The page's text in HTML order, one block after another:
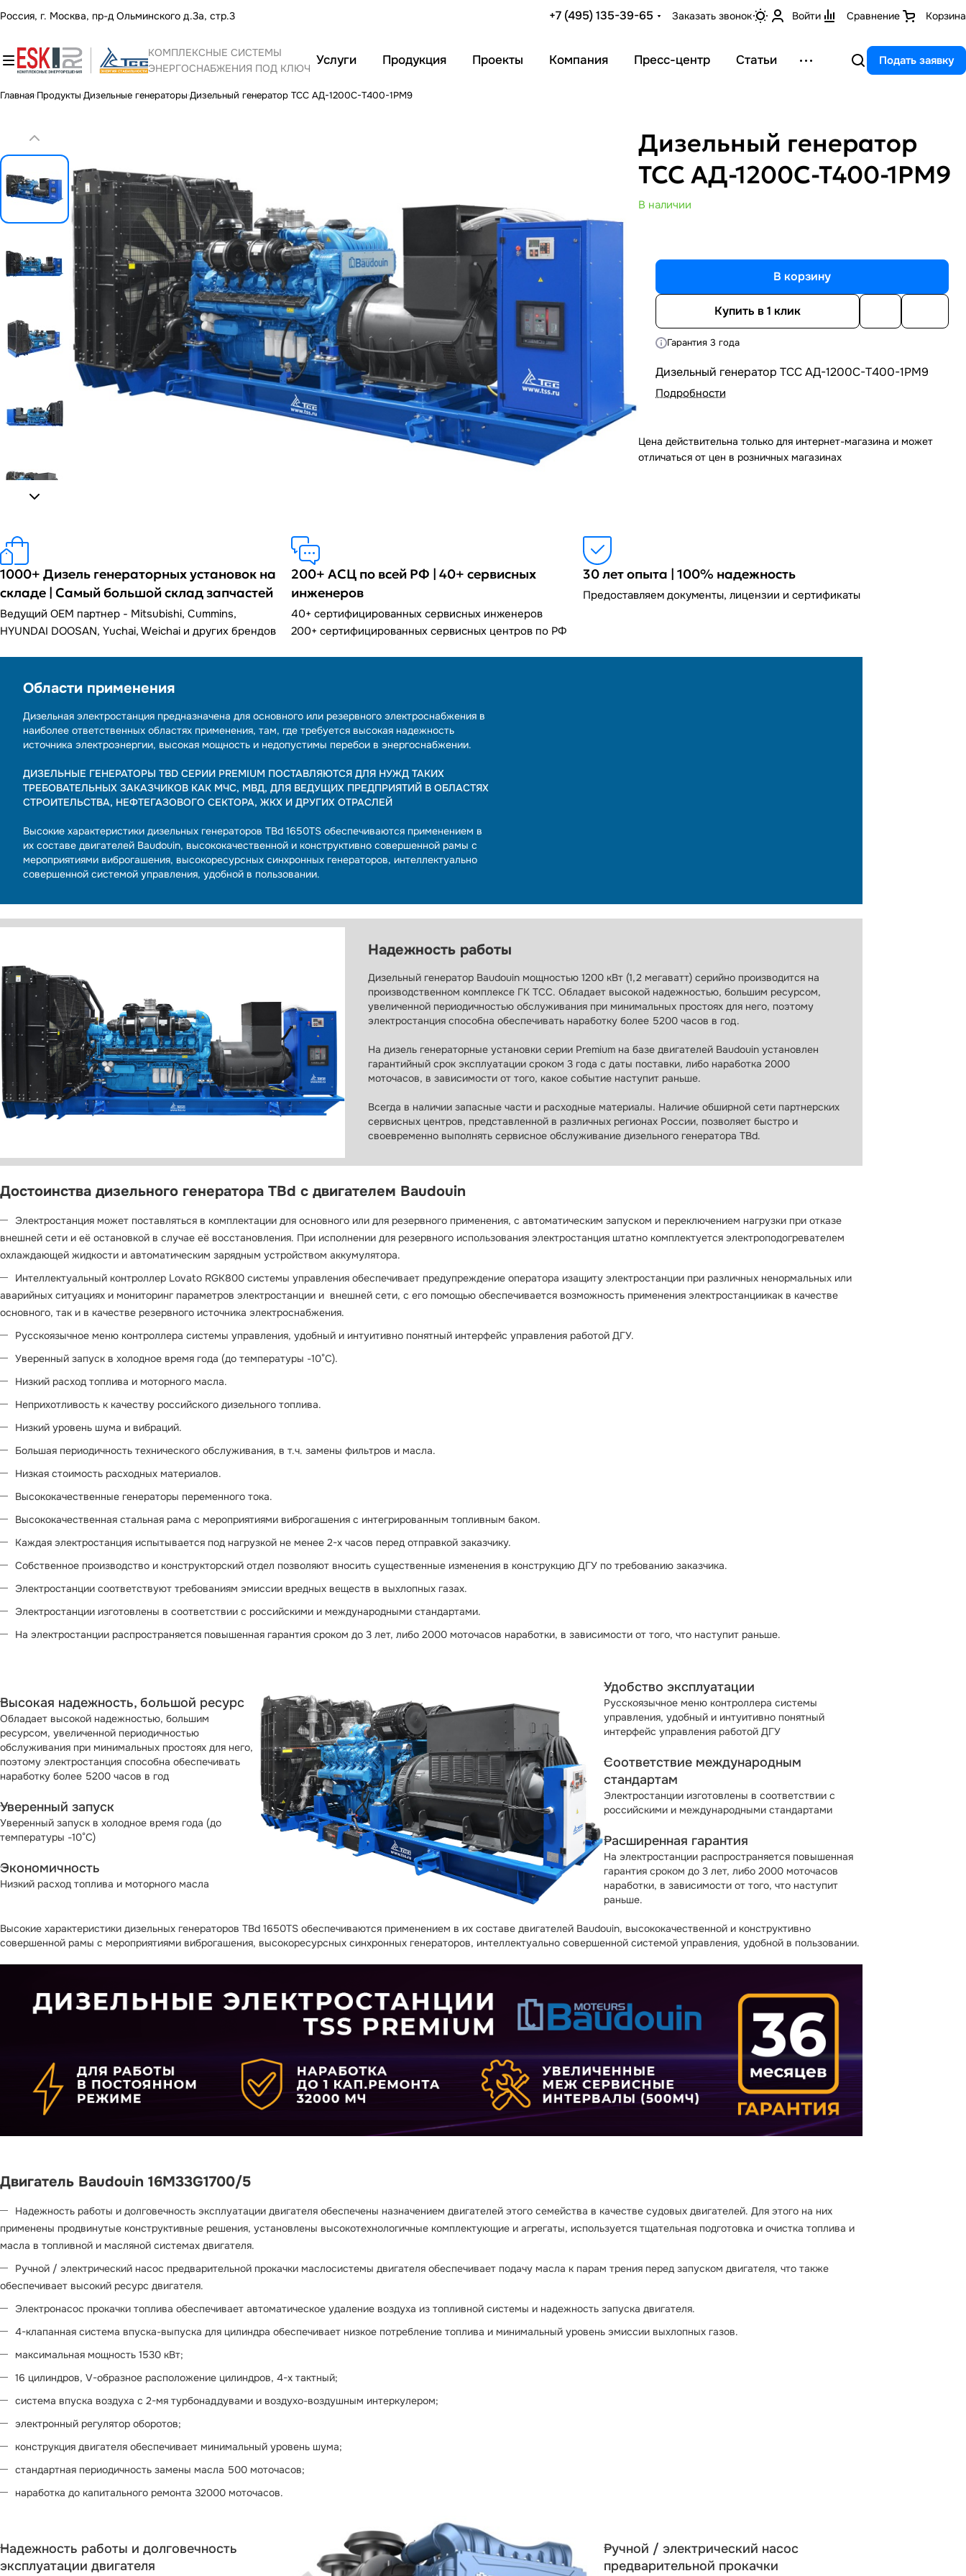
Россия, г. Москва, пр-д Ольминского д.3а, стр.3 +7 (495) 135-39-65 Заказать звонок Войти Сравнение Корзина
КОМПЛЕКСНЫЕ СИСТЕМЫ
ЭНЕРГОСНАБЖЕНИЯ ПОД КЛЮЧ
Услуги Продукция Проекты Компания Пресс-центр Статьи Подать заявку
Главная Продукты Дизельные генераторы Дизельный генератор ТСС АД-1200С-Т400-1РМ9
Дизельный генератор
ТСС АД-1200С-Т400-1РМ9
В наличии
В корзину
Купить в 1 клик
Гарантия 3 года
Дизельный генератор ТСС АД-1200С-Т400-1РМ9
Подробности
Цена действительна только для интернет-магазина и может
отличаться от цен в розничных магазинах
1000+ Дизель генераторных установок на
складе | Самый большой склад запчастей
Ведущий OEM партнер - Mitsubishi, Cummins,
HYUNDAI DOOSAN, Yuchai, Weichai и других брендов
200+ АСЦ по всей РФ | 40+ сервисных
инженеров
40+ сертифицированных сервисных инженеров
200+ сертифицированных сервисных центров по РФ
30 лет опыта | 100% надежность
Предоставляем документы, лицензии и сертификаты
Области применения
Дизельная электростанция предназначена для основного или резервного электроснабжения в
наиболее ответственных областях применения, там, где требуется высокая надежность
источника электроэнергии, высокая мощность и недопустимы перебои в энергоснабжении.
ДИЗЕЛЬНЫЕ ГЕНЕРАТОРЫ TBD СЕРИИ PREMIUM ПОСТАВЛЯЮТСЯ ДЛЯ НУЖД ТАКИХ
ТРЕБОВАТЕЛЬНЫХ ЗАКАЗЧИКОВ КАК МЧС, МВД, ДЛЯ ВЕДУЩИХ ПРЕДПРИЯТИЙ В ОБЛАСТЯХ
СТРОИТЕЛЬСТВА, НЕФТЕГАЗОВОГО СЕКТОРА, ЖКХ И ДРУГИХ ОТРАСЛЕЙ
Высокие характеристики дизельных генераторов TBd 1650TS обеспечиваются применением в
их составе двигателей Baudouin, высококачественной и конструктивно совершенной рамы с
мероприятиями виброгашения, высокоресурсных синхронных генераторов, интеллектуально
совершенной системой управления, удобной в пользовании.
Надежность работы
Дизельный генератор Baudouin мощностью 1200 кВт (1,2 мегаватт) серийно производится на
производственном комплексе ГК ТСС. Обладает высокой надежностью, большим ресурсом,
увеличенной периодичностью обслуживания при минимальных простоях для него, поэтому
электростанция способна обеспечивать наработку болеe 5200 часов в год.
На дизель генераторные установки серии Premium на базе двигателей Baudouin установлен
гарантийный срок эксплуатации сроком 3 года с даты поставки, либо наработка 2000
моточасов, в зависимости от того, какое событие наступит раньше.
Всегда в наличии запасные части и расходные материалы. Наличие обширной сети партнерских
сервисных центров, представленной в различных регионах России, позволяет быстро и
своевременно выполнять сервисное обслуживание дизельного генератора TBd.
Достоинства дизельного генератора TBd с двигателем Baudouin
Электростанция может поставляться в комплектации для основного или для резервного применения, с автоматическим запуском и переключением нагрузки при отказе
внешней сети и её остановкой в случае её восстановления. При исполнении для резервного использования электростанция штатно комплектуется электроподогревателем
охлаждающей жидкости и автоматическим зарядным устройством аккумулятора.
Интеллектуальный контроллер Lovato RGK800 системы управления обеспечивает предупреждение оператора изащиту электростанции при различных ненормальных или
аварийных ситуациях и мониторинг параметров электростанции и внешней сети, с его помощью обеспечивается возможность применения электростанциикак в качестве
основного, так и в качестве резервного источника электроснабжения.
Русскоязычное меню контроллера системы управления, удобный и интуитивно понятный интерфейс управления работой ДГУ.
Уверенный запуск в холодное время года (до температуры -10°С).
Низкий расход топлива и моторного масла.
Неприхотливость к качеству российского дизельного топлива.
Низкий уровень шума и вибраций.
Большая периодичность технического обслуживания, в т.ч. замены фильтров и масла.
Низкая стоимость расходных материалов.
Высококачественные генераторы переменного тока.
Высококачественная стальная рама с мероприятиями виброгашения с интегрированным топливным баком.
Каждая электростанция испытывается под нагрузкой не менее 2-х часов перед отправкой заказчику.
Собственное производство и конструкторский отдел позволяют вносить существенные изменения в конструкцию ДГУ по требованию заказчика.
Электростанции соответствуют требованиям эмиссии вредных веществ в выхлопных газах.
Электростанции изготовлены в соответствии с российскими и международными стандартами.
На электростанции распространяется повышенная гарантия сроком до 3 лет, либо 2000 моточасов наработки, в зависимости от того, что наступит раньше.
Высокая надежность, большой ресурс
Обладает высокой надежностью, большим
ресурсом, увеличенной периодичностью
обслуживания при минимальных простоях для него,
поэтому электростанция способна обеспечивать
наработку болеe 5200 часов в год
Уверенный запуск
Уверенный запуск в холодное время года (до
температуры -10°С)
Экономичность
Низкий расход топлива и моторного масла
Удобство эксплуатации
Русскоязычное меню контроллера системы
управления, удобный и интуитивно понятный
интерфейс управления работой ДГУ
Соответствие международным
стандартам
Электростанции изготовлены в соответствии с
российскими и международными стандартами
Расширенная гарантия
На электростанции распространяется повышенная
гарантия сроком до 3 лет, либо 2000 моточасов
наработки, в зависимости от того, что наступит
раньше.
Высокие характеристики дизельных генераторов TBd 1650TS обеспечиваются применением в их составе двигателей Baudouin, высококачественной и конструктивно
совершенной рамы с мероприятиями виброгашения, высокоресурсных синхронных генераторов, интеллектуально совершенной системой управления, удобной в пользовании.
Двигатель Baudouin 16M33G1700/5
Надежность работы и долговечность эксплуатации двигателя обеспечены назначением двигателей этого семейства в качестве судовых двигателей. Для этого на них
применены продвинутые конструктивные решения, установлены высокотехнологичные комплектующие и агрегаты, используется тщательная подготовка и очистка топлива и
масла в топливной и масляной системах двигателя.
Ручной / электрический насос предварительной прокачки маслосистемы двигателя обеспечивает подачу масла к парам трения перед запуском двигателя, что также
обеспечивает высокий ресурс двигателя.
Электронасос прокачки топлива обеспечивает автоматическое удаление воздуха из топливной системы и надежность запуска двигателя.
4-клапанная система впуска-выпуска для цилиндра обеспечивает низкое потребление топлива и минимальный уровень эмиссии выхлопных газов.
максимальная мощность 1530 кВт;
16 цилиндров, V-образное расположение цилиндров, 4-х тактный;
система впуска воздуха с 2-мя турбонаддувами и воздухо-воздушным интеркулером;
электронный регулятор оборотов;
конструкция двигателя обеспечивает минимальный уровень шума;
стандартная периодичность замены масла 500 моточасов;
наработка до капитального ремонта 32000 моточасов.
Надежность работы и долговечность
эксплуатации двигателя
Ручной / электрический насос
предварительной прокачки